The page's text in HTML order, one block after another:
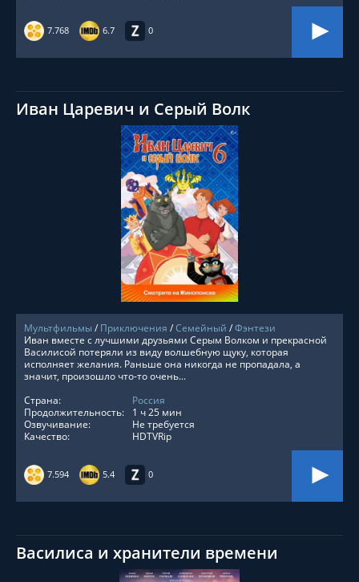
7.768 6.7 0
Иван Царевич и Серый Волк
СМОТРЕТЬ ОНЛАЙН
Мультфильмы/ Приключения /Семейный /Фэнтези
7.594 5.4 0
Иван вместе с лучшими друзьями Серым Волком и прекрасной
Василисой потеряли из виду волшебную щуку, которая
исполняет желания. Раньше она никогда не пропадала, а
значит, произошло что-то очень...
Страна:
Россия
Продолжительность:
1 ч 25 мин
Озвучивание:
Не требуется
Качество:
HDTVRip
Василиса и хранители времени